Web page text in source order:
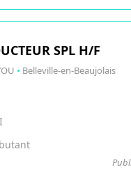
SPL H/F
• Belleville-en-Beaujolais